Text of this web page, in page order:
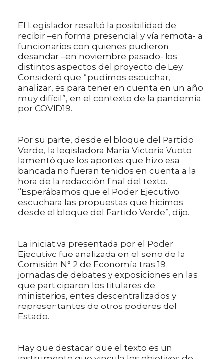
El Legislador resaltó la posibilidad de
recibir –en forma presencial y vía remota- a
funcionarios con quienes pudieron
desandar –en noviembre pasado- los
distintos aspectos del proyecto de Ley.
Consideró que “pudimos escuchar,
analizar, es para tener en cuenta en un año
muy difícil”, en el contexto de la pandemia
por COVID19.
Por su parte, desde el bloque del Partido
Verde, la legisladora María Victoria Vuoto
lamentó que los aportes que hizo esa
bancada no fueran tenidos en cuenta a la
hora de la redacción final del texto.
“Esperábamos que el Poder Ejecutivo
escuchara las propuestas que hicimos
desde el bloque del Partido Verde”, dijo.
La iniciativa presentada por el Poder
Ejecutivo fue analizada en el seno de la
Comisión N° 2 de Economía tras 19
jornadas de debates y exposiciones en las
que participaron los titulares de
ministerios, entes descentralizados y
representantes de otros poderes del
Estado.
Hay que destacar que el texto es un